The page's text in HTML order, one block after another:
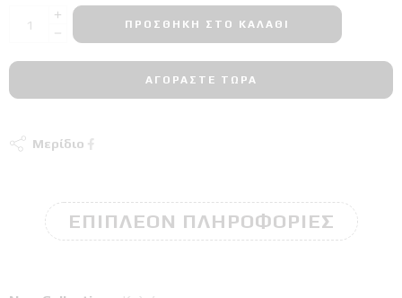
ΠΡΟΣΘΉΚΗ ΣΤΟ ΚΑΛΆΘΙ
ΑΓΟΡΆΣΤΕ ΤΏΡΑ
Μερίδιο
ΕΠΙΠΛΈΟΝ ΠΛΗΡΟΦΟΡΊΕΣ